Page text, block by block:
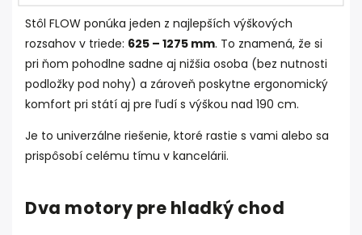
Stôl FLOW ponúka jeden z najlepších výškových
rozsahov v triede: 625 – 1275 mm. To znamená, že si
pri ňom pohodlne sadne aj nižšia osoba (bez nutnosti
podložky pod nohy) a zároveň poskytne ergonomický
komfort pri státí aj pre ľudí s výškou nad 190 cm.
Je to univerzálne riešenie, ktoré rastie s vami alebo sa
prispôsobí celému tímu v kancelárii.
Dva motory pre hladký chod